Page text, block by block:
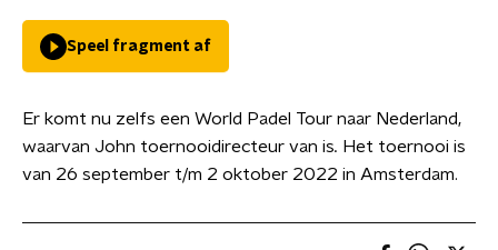
Speel fragment af
Er komt nu zelfs een World Padel Tour naar Nederland,
waarvan John toernooidirecteur van is. Het toernooi is
van 26 september t/m 2 oktober 2022 in Amsterdam.